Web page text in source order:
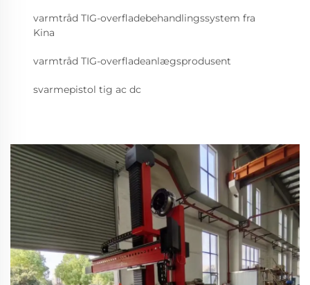
varmtråd TIG-overfladebehandlingssystem fra
Kina
varmtråd TIG-overfladeanlægsprodusent
svarmepistol tig ac dc